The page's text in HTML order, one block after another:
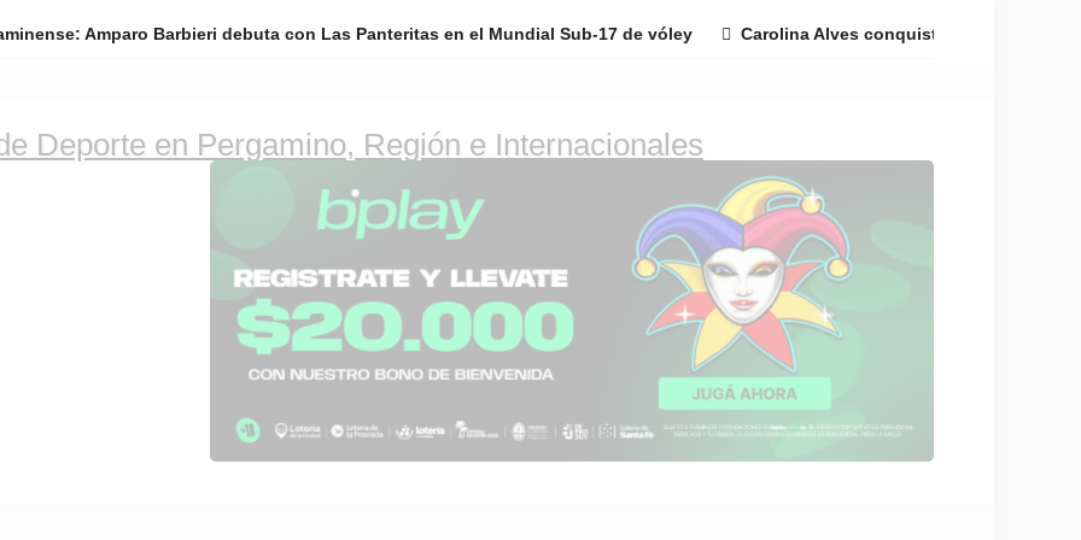
Amparo Barbieri debuta con Las Panteritas en el Mundial Sub-17 de vóley Carolina Alves conquistó el Pergamino
de Deporte en Pergamino, Región e
automovilismo y más. DiarioDeportivo.com.ar cubre el deporte de Pergamino, la región y el mundo.